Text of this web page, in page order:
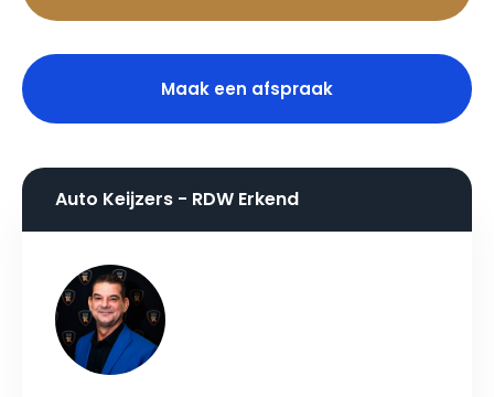
Maak een afspraak
Auto Keijzers - RDW Erkend